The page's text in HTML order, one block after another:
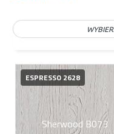
Sherwood B073
ESPRESSO 2628